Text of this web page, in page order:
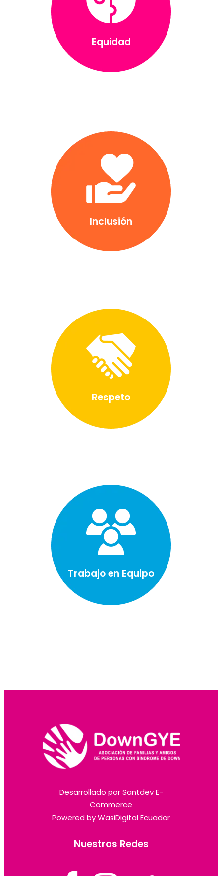
Equidad
Inclusión
Respeto
Trabajo en Equipo
Desarrollado porSantdev E-
Commerce
Powered byWasiDigital Ecuador
Nuestras Redes